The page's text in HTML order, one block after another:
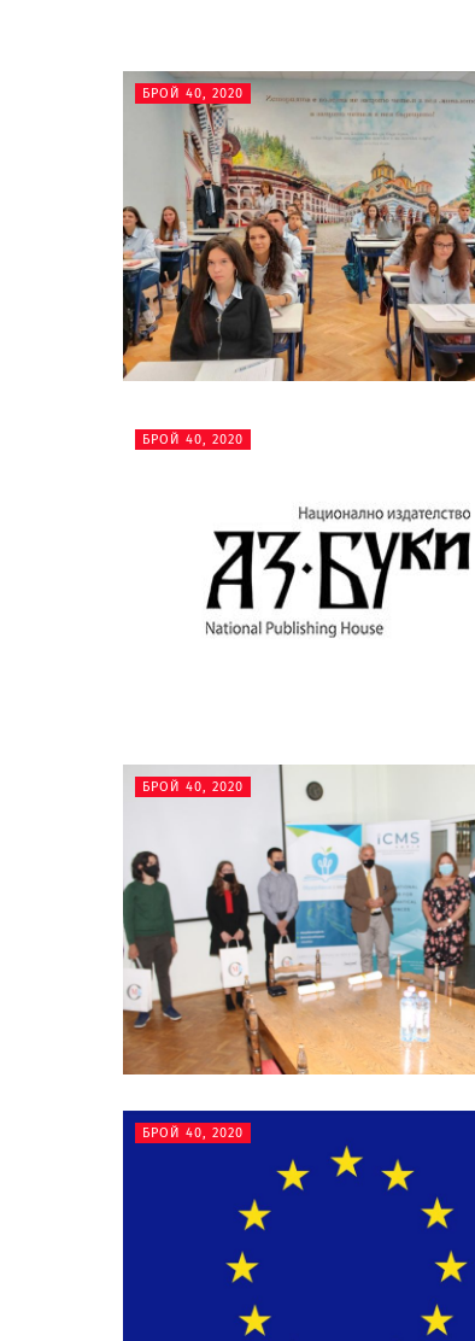
БРОЙ 40, 2020
БРОЙ 40, 2020
БРОЙ 40, 2020
БРОЙ 40, 2020